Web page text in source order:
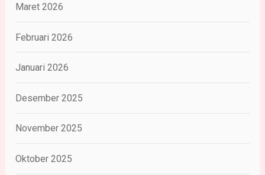
Maret 2026
Februari 2026
Januari 2026
Desember 2025
November 2025
Oktober 2025